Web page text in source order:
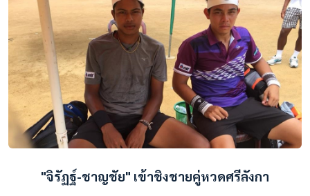
"จิรัฏฐ์-ชาญชัย" เข้าชิงชายคู่หวดศรีลังกา